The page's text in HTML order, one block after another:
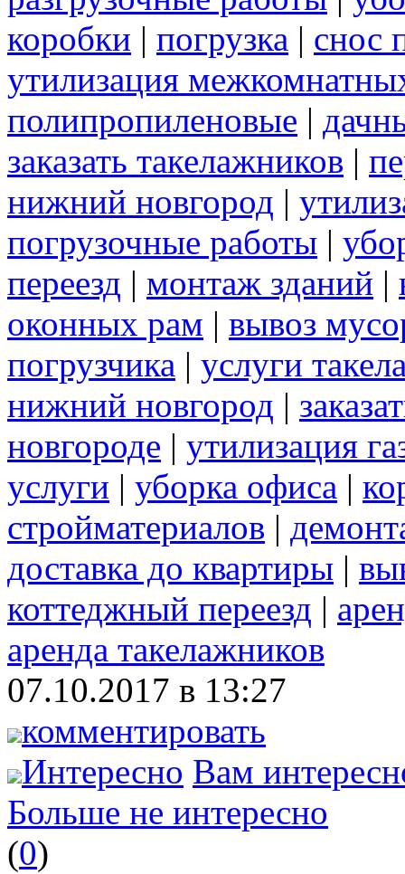
коробки | погрузка | снос
утилизация
полипропиленовые |
заказать такелажников |
нижний новгород |
погрузочные работы |
переезд | монтаж зданий |
оконных рам | вывоз
погрузчика | услуги
нижний новгород |
новгороде | утилизация
услуги | уборка офиса |
стройматериалов |
доставка до квартиры |
коттеджный переезд |
аренда такелажников
07.10.2017 в 13:27
комментировать
Интересно Вам
Больше не интересно
(0)